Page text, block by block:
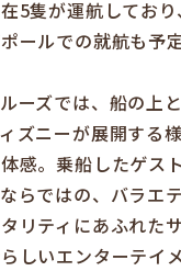
5隻が運航してお
ールでの就航も予
ーズでは、船の上
ズニーが展開する
感。乗船したゲス
らではの、バラエ
リティにあふれた
しいエンターテイ